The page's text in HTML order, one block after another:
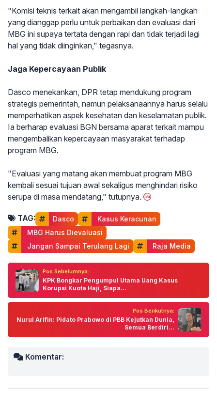
"Komisi teknis terkait akan mengambil langkah-langkah
yang dianggap perlu untuk perbaikan dan evaluasi dari
MBG ini supaya tertata dengan rapi dan tidak terjadi lagi
hal yang tidak diinginkan," tegasnya.
Jaga Kepercayaan Publik
Dasco menekankan, DPR tetap mendukung program
strategis pemerintah, namun pelaksanaannya harus selalu
memperhatikan aspek kesehatan dan keselamatan publik.
Ia berharap evaluasi BGN bersama aparat terkait mampu
mengembalikan kepercayaan masyarakat terhadap
program MBG.
"Evaluasi yang matang akan membuat program MBG
kembali sesuai tujuan awal sekaligus menghindari risiko
serupa di masa mendatang," tutupnya.
TAG: Dasco
Kasus Keracunan
MBG Harus Dievaluasi
Jangan Sampai Terulang Lagi
Raja Media
Pos Sebelumnya:
KPK Bongkar Pengumpul Utama Uang Kasus
Korupsi Kuota Haji, Siapa...
Pos Berikutnya:
Nurul Arifin: Pidato Prabowo di PBB Kejutkan Dunia,
Semua Berdiri...
Komentar: